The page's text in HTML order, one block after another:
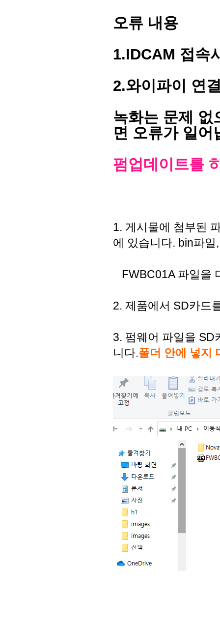
오류 내용
1.IDCAM 접속
2.와이파이 연
녹화는 문제 없
면 오류가 일어
펌업데이트를
1. 게시물에 첨부된
에 있습니다. bin파
FWBC01A 파일을
2. 제품에서 SD카드
3. 펌웨어 파일을 SD
니다.폴더 안에 넣지